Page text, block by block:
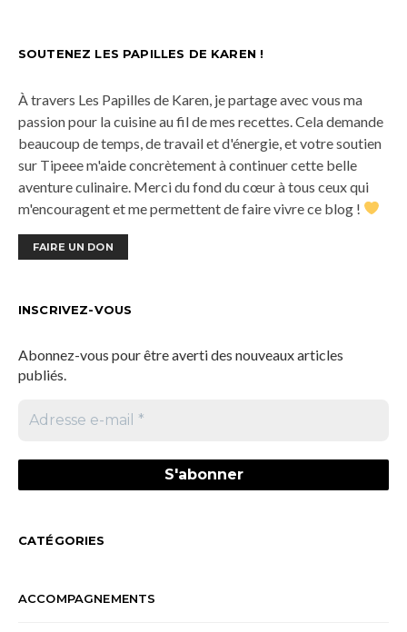
SOUTENEZ LES PAPILLES DE KAREN !
À travers Les Papilles de Karen, je partage avec vous ma
passion pour la cuisine au fil de mes recettes. Cela demande
beaucoup de temps, de travail et d'énergie, et votre soutien
sur Tipeee m'aide concrètement à continuer cette belle
aventure culinaire. Merci du fond du cœur à tous ceux qui
m'encouragent et me permettent de faire vivre ce blog !
FAIRE UN DON
INSCRIVEZ-VOUS
Abonnez-vous pour être averti des nouveaux articles
publiés.
CATÉGORIES
ACCOMPAGNEMENTS